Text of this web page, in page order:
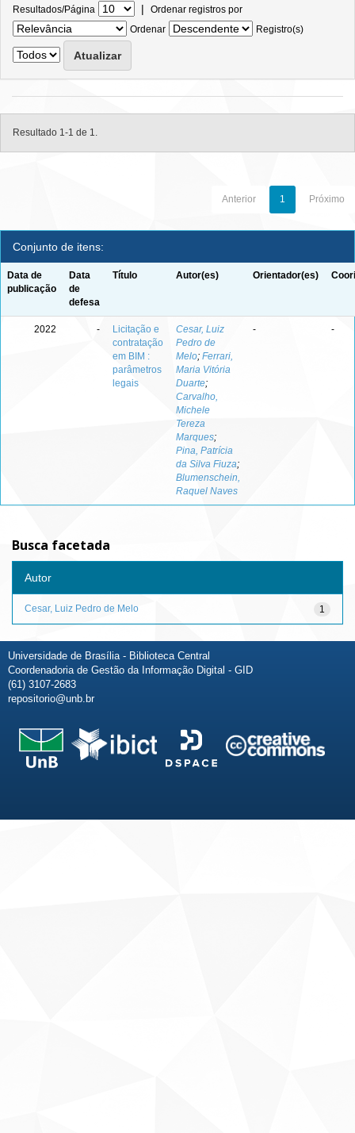
Resultados/Página | Ordenar registros por
Ordenar
Registro(s)
Resultado 1-1 de 1.
Anterior 1 Próximo
Conjunto de itens:
Data de
publicação
Data
de
defesa
Título Autor(es) Orientador(es)
2022 -
Licitação e
contratação
em BIM :
parâmetros
legais
Cesar, Luiz
Pedro de
Melo; Ferrari,
Maria Vitória
Duarte;
Carvalho,
Michele
Tereza
Marques;
Pina, Patrícia
da Silva Fiuza;
Blumenschein,
Raquel Naves
- -
Busca facetada
Autor
1
Cesar, Luiz Pedro de Melo
Universidade de Brasília - Biblioteca Central
Coordenadoria de Gestão da Informação Digital - GID
(61) 3107-2683
repositorio@unb.br